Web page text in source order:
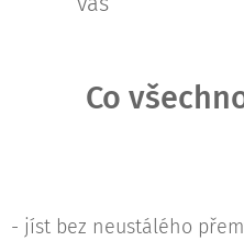
Co
- jíst bez neustálého